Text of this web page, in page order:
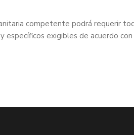
competente podrá requerir
exigibles de acuerdo